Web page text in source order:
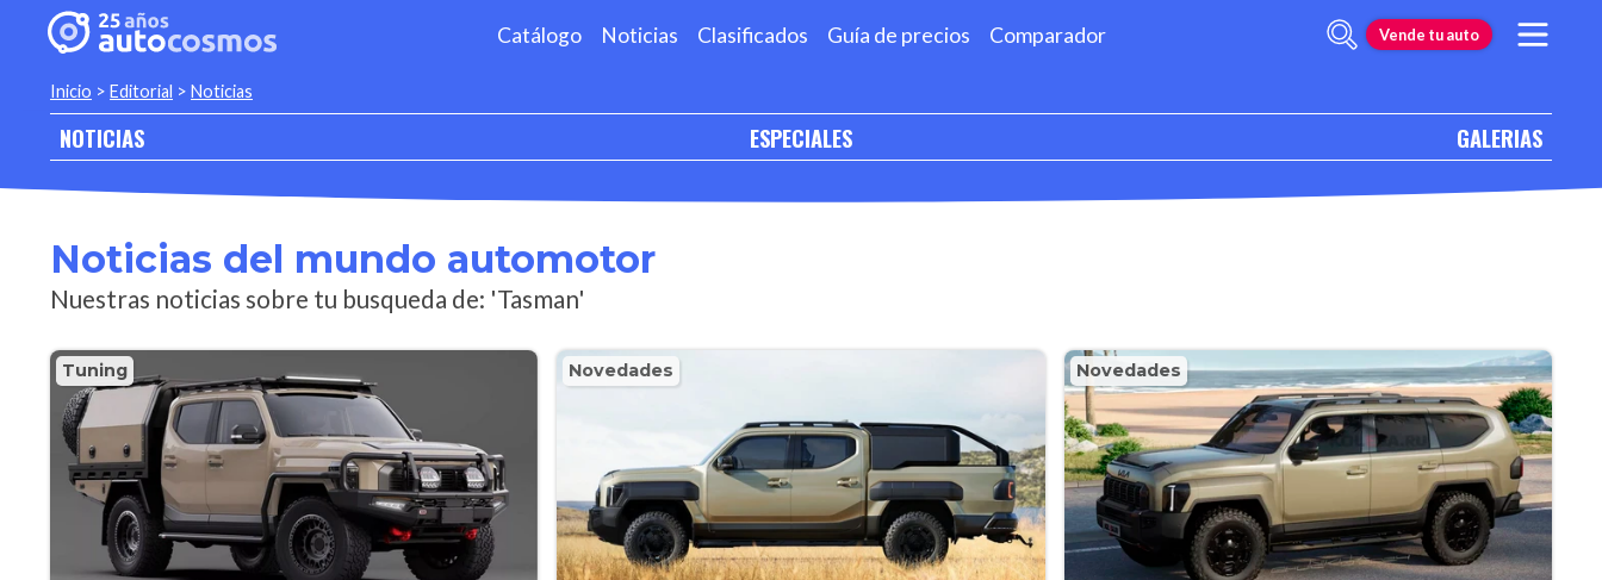
Catálogo Noticias Clasificados Guía de precios Comparador Vende tu auto
Inicio > Editorial > Noticias
NOTICIAS ESPECIALES GALERIAS
Noticias del mundo automotor
Nuestras noticias sobre tu busqueda de: 'Tasman'
Tuning Novedades Novedades